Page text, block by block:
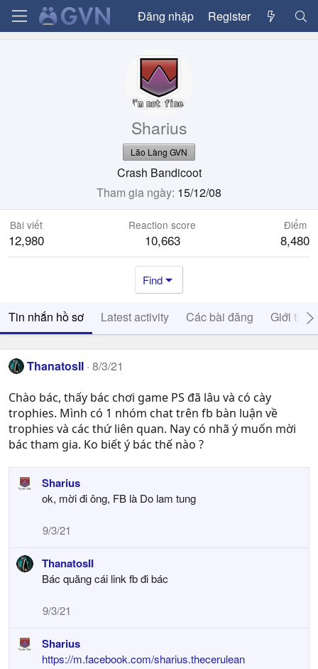
Đăng nhập Register
Sharius
Lão Làng GVN
Crash Bandicoot
Tham gia ngày 15/12/08
Bài viết
12,980
Reaction score
10,663
Điểm
8,480
Find
Tin nhắn hồ sơ Latest activity Các bài đăng Giới thiệu
ThanatosII 8/3/21
Chào bác, thấy bác chơi game PS đã lâu và có cày
trophies. Mình có 1 nhóm chat trên fb bàn luận về
trophies và các thứ liên quan. Nay có nhã ý muốn mời
bác tham gia. Ko biết ý bác thế nào ?
Sharius
ok, mời đi ông, FB là Do lam tung
9/3/21
ThanatosII
Bác quăng cái link fb đi bác
9/3/21
Sharius
https://m.facebook.com/sharius.thecerulean